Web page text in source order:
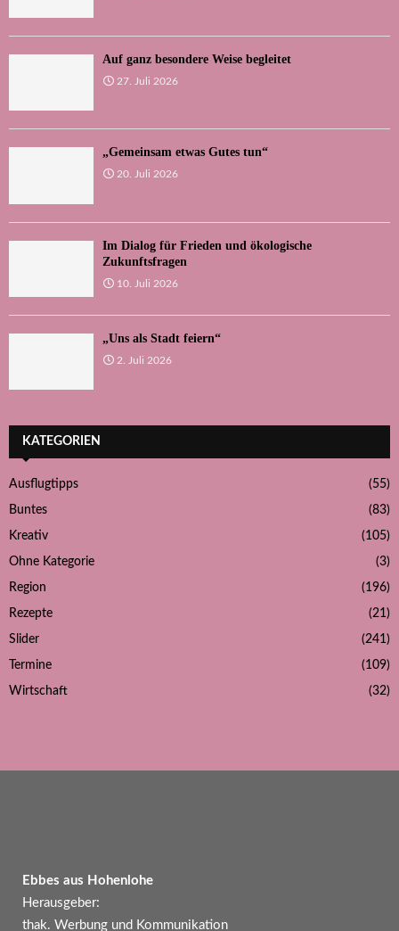
Auf ganz besondere Weise begleitet
27. Juli 2026
„Gemeinsam etwas Gutes tun“
20. Juli 2026
Im Dialog für Frieden und ökologische
Zukunftsfragen
10. Juli 2026
„Uns als Stadt feiern“
2. Juli 2026
KATEGORIEN
Ausflugtipps (55)
Buntes (83)
Kreativ (105)
Ohne Kategorie (3)
Region (196)
Rezepte (21)
Slider (241)
Termine (109)
Wirtschaft (32)
Ebbes aus Hohenlohe
Herausgeber:
thak. Werbung und Kommunikation